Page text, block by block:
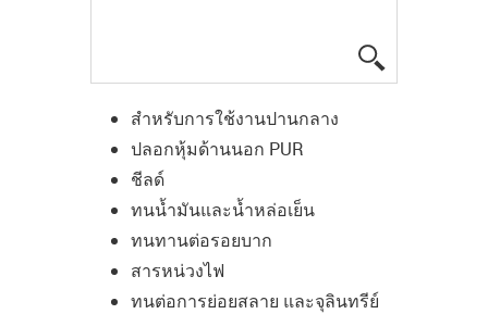
สำหรับการใช้งานปานกลาง
ปลอกหุ้มด้านนอก PUR
ชีลด์
ทนน้ำมันและน้ำหล่อเย็น
ทนทานต่อรอยบาก
สารหน่วงไฟ
ทนต่อการย่อยสลาย และจุลินทรีย์